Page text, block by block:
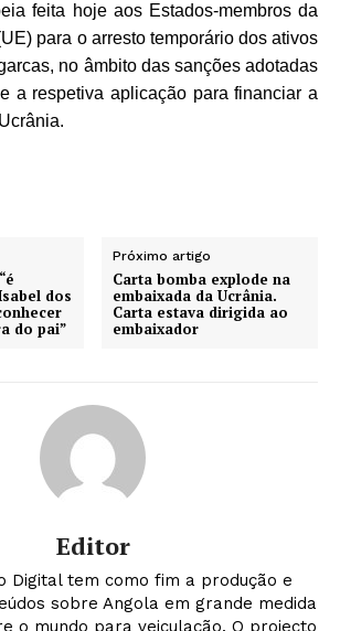
feita hoje aos Estados-membros da
para o arresto temporário dos ativos
no âmbito das sanções adotadas
a respetiva aplicação para financiar a
dos
do pai”
Próximo artigo
Carta bomba explode na
embaixada da Ucrânia.
Carta estava dirigida ao
embaixador
Editor
Digital tem como fim a produção e
sobre Angola em grande medida
o mundo para veiculação. O projecto